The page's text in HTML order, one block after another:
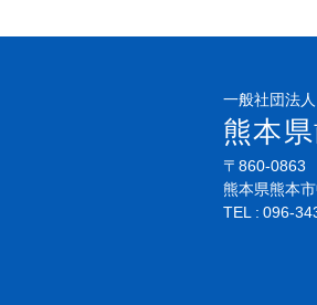
一般社団法人
熊本
〒860-0863
熊本県熊本
TEL
096-